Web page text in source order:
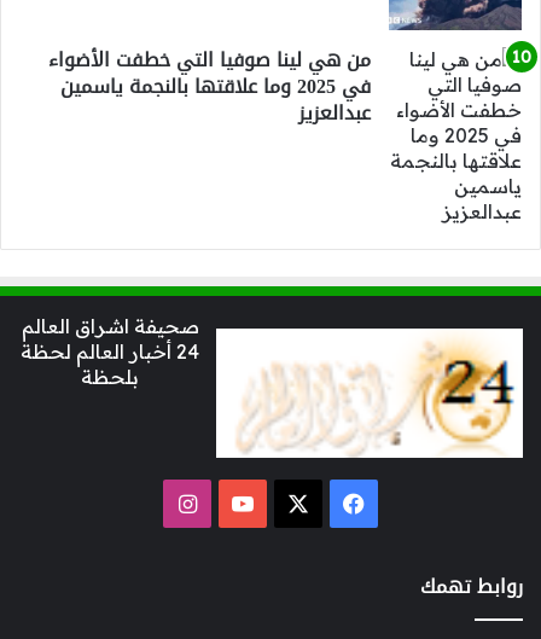
من هي لينا صوفيا التي خطفت الأضواء
في 2025 وما علاقتها بالنجمة ياسمين
عبدالعزيز
صحيفة اشراق العالم
24 أخبار العالم لحظة
بلحظة
فيسبوك ‫YouTubeانستقرام
روابط تهمك